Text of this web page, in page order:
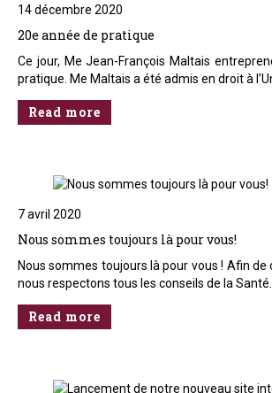
14 décembre 2020
20e année de pratique
Ce jour, Me Jean-François Maltais
pratique. Me Maltais a été admis en droit à
Read more
7 avril 2020
Nous sommes toujours là pour vous!
Nous sommes toujours là pour vous ! Afin de
nous respectons tous les conseils de la Santé…
Read more